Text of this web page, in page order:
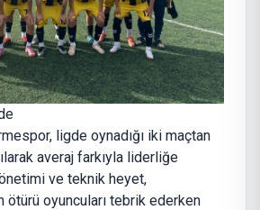
ligde oynadığı iki maçtan
averaj farkıyla liderliğe
ve teknik heyet,
ötürü oyuncuları tebrik ederken